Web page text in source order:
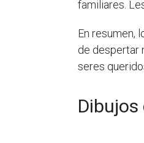
familiares.
En resumen,
de despertar
seres